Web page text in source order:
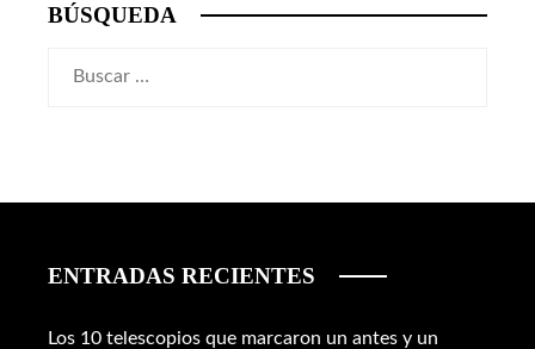
BÚSQUEDA
ENTRADAS RECIENTES
Los 10 telescopios que marcaron un antes y un